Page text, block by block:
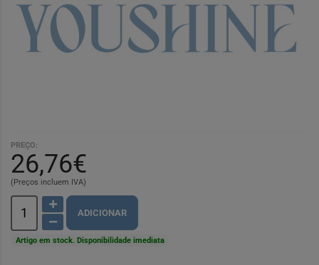
PREÇO:
26,76€
(Preços incluem IVA)
ADICIONAR
Artigo em stock. Disponibilidade imediata